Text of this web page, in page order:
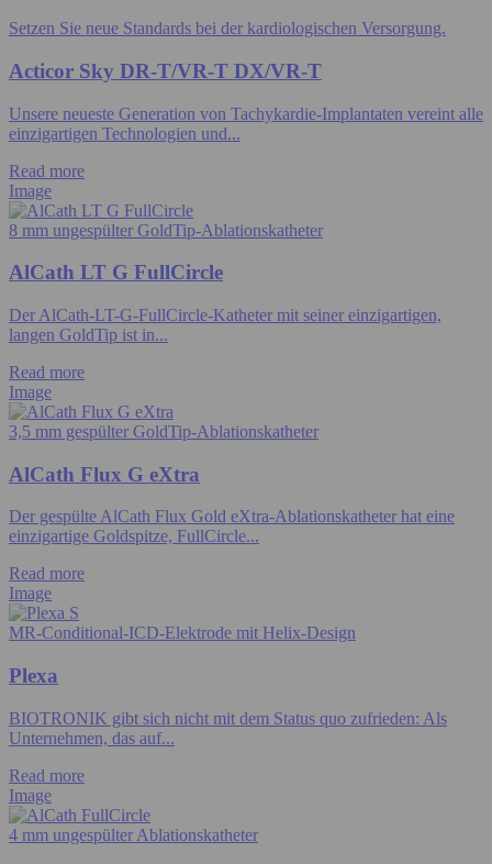
Setzen Sie neue Standards bei der kardiologischen Versorgung.
Acticor Sky DR-T/VR-T DX/VR-T
Unsere neueste Generation von Tachykardie-Implantaten vereint alle
einzigartigen Technologien und...
Read more
Image
8 mm ungespülter GoldTip-Ablationskatheter
AlCath LT G FullCircle
Der AlCath-LT-G-FullCircle-Katheter mit seiner einzigartigen,
langen GoldTip ist in...
Read more
Image
3,5 mm gespülter GoldTip-Ablationskatheter
AlCath Flux G eXtra
Der gespülte AlCath Flux Gold eXtra-Ablationskatheter hat eine
einzigartige Goldspitze, FullCircle...
Read more
Image
MR-Conditional-ICD-Elektrode mit Helix-Design
Plexa
BIOTRONIK gibt sich nicht mit dem Status quo zufrieden: Als
Unternehmen, das auf...
Read more
Image
4 mm ungespülter Ablationskatheter